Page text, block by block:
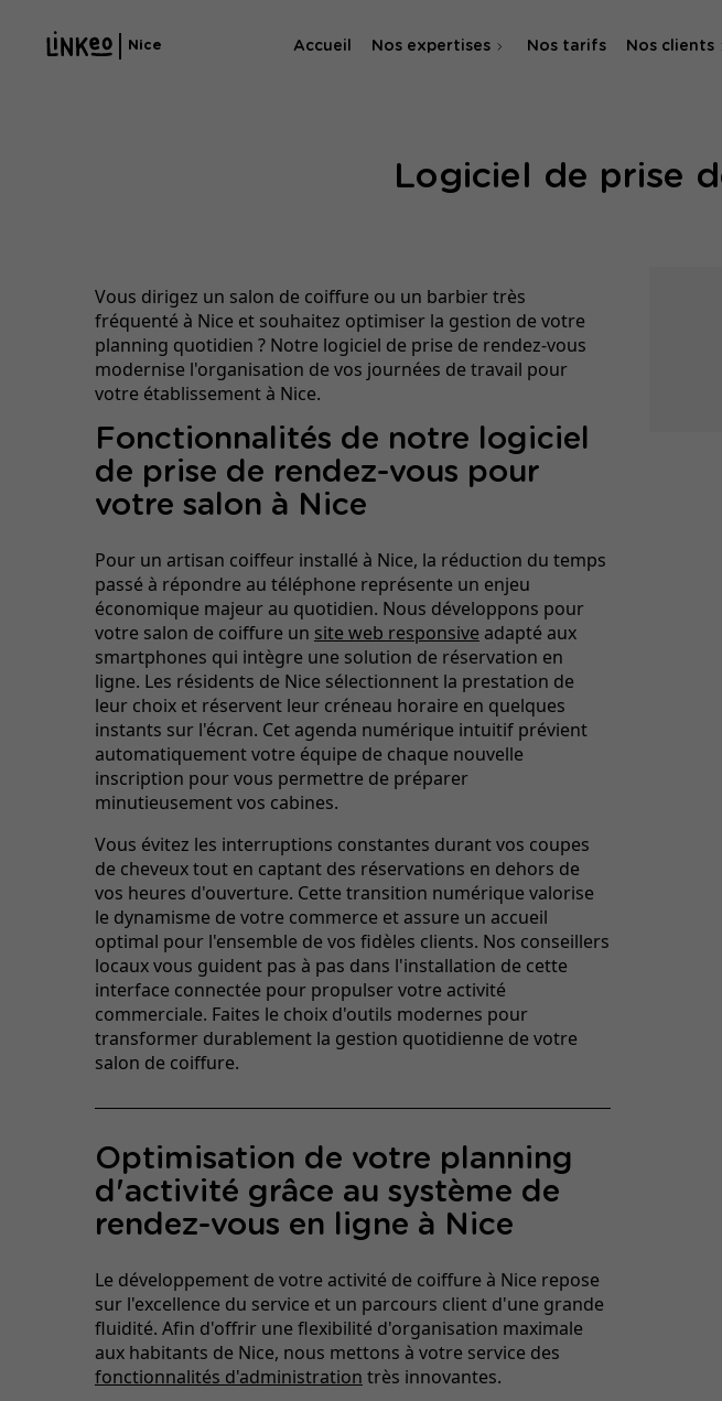
Nice Accueil Nos expertises
Agence SEA & SMA
Nos tarifs Nos clients
Logiciel de prise
Vous dirigez un salon de coiffure ou un barbier très
fréquenté à Nice et souhaitez optimiser la gestion de votre
planning quotidien ? Notre logiciel de prise de rendez-vous
modernise l'organisation de vos journées de travail pour
votre établissement à Nice.
Fonctionnalités de notre logiciel
de prise de rendez-vous pour
votre salon à Nice
Pour un artisan coiffeur installé à Nice, la réduction du temps
passé à répondre au téléphone représente un enjeu
économique majeur au quotidien. Nous développons pour
votre salon de coiffure un site web responsive adapté aux
smartphones qui intègre une solution de réservation en
ligne. Les résidents de Nice sélectionnent la prestation de
leur choix et réservent leur créneau horaire en quelques
instants sur l'écran. Cet agenda numérique intuitif prévient
automatiquement votre équipe de chaque nouvelle
inscription pour vous permettre de préparer
minutieusement vos cabines.
Vous évitez les interruptions constantes durant vos coupes
de cheveux tout en captant des réservations en dehors de
vos heures d'ouverture. Cette transition numérique valorise
le dynamisme de votre commerce et assure un accueil
optimal pour l'ensemble de vos fidèles clients. Nos conseillers
locaux vous guident pas à pas dans l'installation de cette
interface connectée pour propulser votre activité
commerciale. Faites le choix d'outils modernes pour
transformer durablement la gestion quotidienne de votre
salon de coiffure.
Optimisation de votre planning
d'activité grâce au système de
rendez-vous en ligne à Nice
Le développement de votre activité de coiffure à Nice repose
sur l'excellence du service et un parcours client d'une grande
fluidité. Afin d'offrir une flexibilité d'organisation maximale
aux habitants de Nice, nous mettons à votre service des
fonctionnalités d'administration très innovantes.